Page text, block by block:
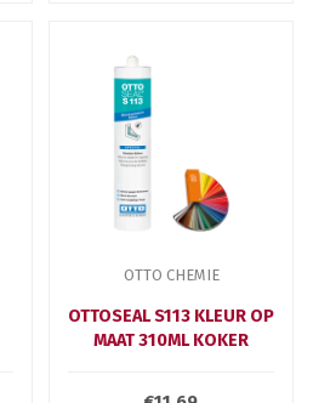
OTTO CHEMIE
OTTOSEAL S113 KLEUR OP
MAAT 310ML KOKER